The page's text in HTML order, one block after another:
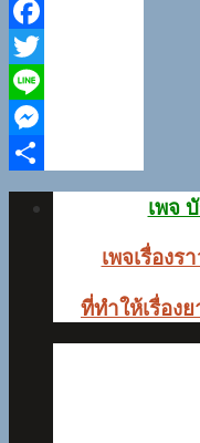
Facebook
Twitter
Line
Messenger
Share
เพจ
เพจเรื่อง
ที่ทำให้เรื่อง